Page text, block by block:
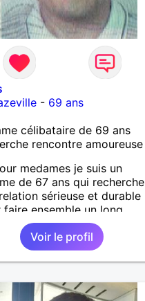
- 69 ans
célibataire de 69 ans
rencontre amoureuse
medames je suis un
de 67 ans qui recherche
sérieuse et durable
faire ensemble un long
avec tout le bonheur de
qu'on saura se donner.
Voir le profil